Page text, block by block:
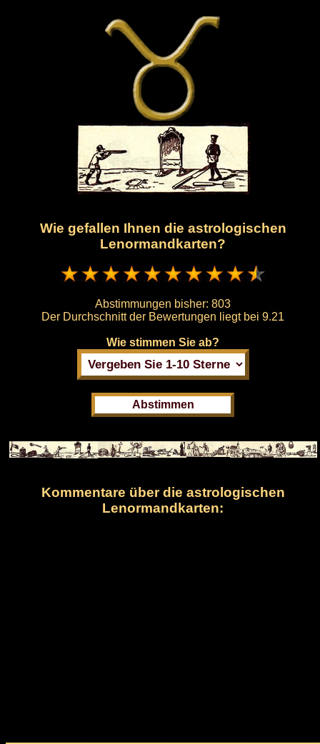
Wie gefallen Ihnen die astrologischen
Lenormandkarten?
Abstimmungen bisher: 803
Der Durchschnitt der Bewertungen liegt bei 9.21
Wie stimmen Sie ab?
Kommentare über die astrologischen
Lenormandkarten: